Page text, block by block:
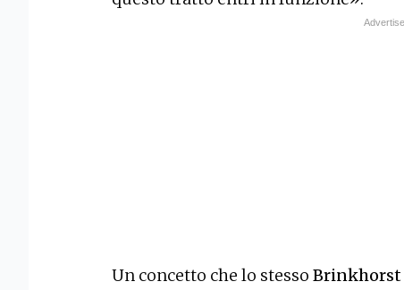
Un concetto che lo stesso Brinkhorst